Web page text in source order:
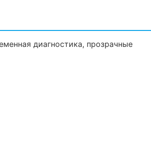
диагностика, прозрачные